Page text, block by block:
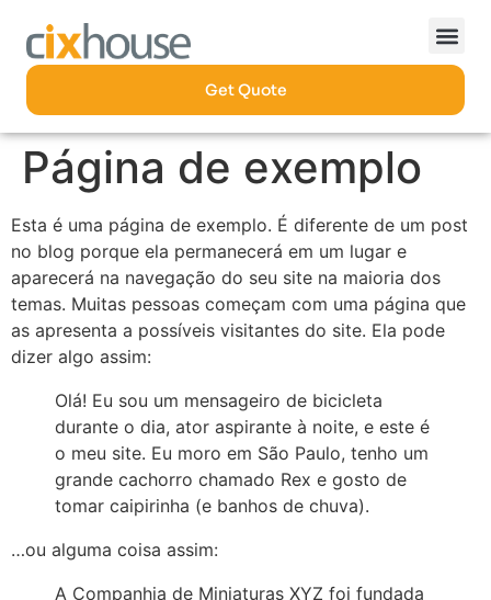
Get Quote
Página de exemplo
Esta é uma página de exemplo. É diferente de um post
no blog porque ela permanecerá em um lugar e
aparecerá na navegação do seu site na maioria dos
temas. Muitas pessoas começam com uma página que
as apresenta a possíveis visitantes do site. Ela pode
dizer algo assim:
Olá! Eu sou um mensageiro de bicicleta
durante o dia, ator aspirante à noite, e este é
o meu site. Eu moro em São Paulo, tenho um
grande cachorro chamado Rex e gosto de
tomar caipirinha (e banhos de chuva).
…ou alguma coisa assim:
A Companhia de Miniaturas XYZ foi fundada